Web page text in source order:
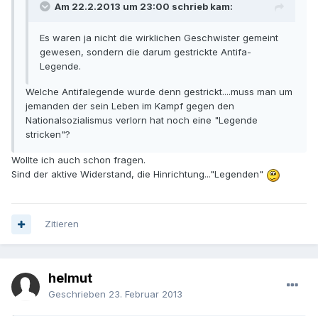
Am 22.2.2013 um 23:00 schrieb kam:
Es waren ja nicht die wirklichen Geschwister gemeint
gewesen, sondern die darum gestrickte Antifa-
Legende.
Welche Antifalegende wurde denn gestrickt....muss man um
jemanden der sein Leben im Kampf gegen den
Nationalsozialismus verlorn hat noch eine "Legende
stricken"?
Wollte ich auch schon fragen.
Sind der aktive Widerstand, die Hinrichtung..."Legenden"
Zitieren
helmut
Geschrieben 23. Februar 2013